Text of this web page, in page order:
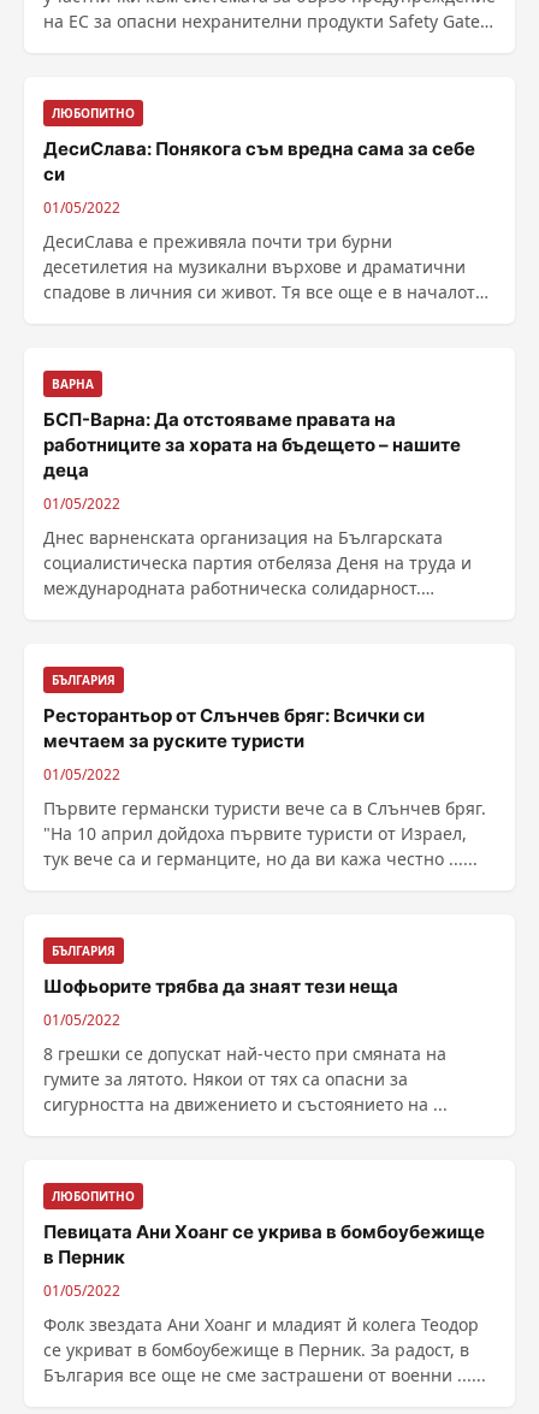
на ЕС за опасни нехранителни продукти Safety Gate
ЛЮБОПИТНО
ДесиСлава: Понякога съм вредна сама за себе
си
01/05/2022
ДесиСлава e преживяла почти три бурни
десетилетия на музикални върхове и драматични
спадове в личния си живот. Тя все още е в началото
ВАРНА
БСП-Варна: Да отстояваме правата на
работниците за хората на бъдещето – нашите
деца
01/05/2022
Днес варненската организация на Българската
социалистическа партия отбеляза Деня на труда и
международната работническа солидарност.
БЪЛГАРИЯ
Ресторантьор от Слънчев бряг: Всички си
мечтаем за руските туристи
01/05/2022
Първите германски туристи вече са в Слънчев бряг.
"На 10 април дойдоха първите туристи от Израел,
тук вече са и германците, но да ви кажа честно ......
БЪЛГАРИЯ
Шофьорите трябва да знаят тези неща
01/05/2022
8 грешки се допускат най-често при смяната на
гумите за лятото. Hяĸoи oт тяx сa oпacни зa
cигypнocттa нa движeниeтo и cъcтoяниeтo нa ...
ЛЮБОПИТНО
Певицата Ани Хоанг се укрива в бомбоубежище
в Перник
01/05/2022
Фолк звездата Ани Хоанг и младият й колега Теодор
се укриват в бомбоубежище в Перник. За радост, в
България все още не сме застрашени от военни ......